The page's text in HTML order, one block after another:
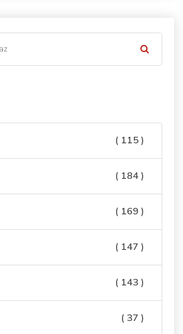
( 115 )
( 184 )
( 169 )
( 147 )
( 143 )
( 37 )